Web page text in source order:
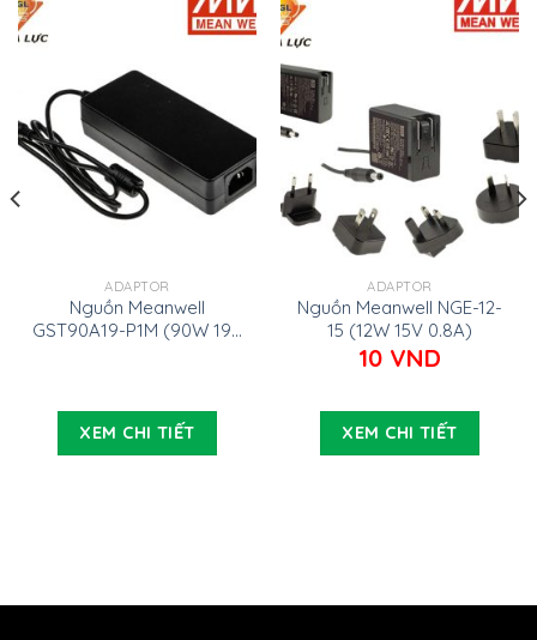
ADAPTOR
Nguồn Meanwell
GST90A19-P1M (90W 19V
XEM CHI TIẾT
ADAPTOR
Nguồn Meanwell NGE-12-
15 (12W 15V 0.8A)
10 VND
XEM CHI TIẾT